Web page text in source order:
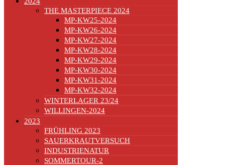
THE MASTERPIECE 2024
MP-KW25-2024
MP-KW26-2024
MP-KW27-2024
MP-KW28-2024
MP-KW29-2024
MP-KW30-2024
MP-KW31-2024
MP-KW32-2024
WINTERLAGER 23/24
WILLINGEN-2024
2023
FRÜHLING 2023
SAUERKRAUTVERSUCH
INDUSTRIENATUR
SOMMERTOUR-2